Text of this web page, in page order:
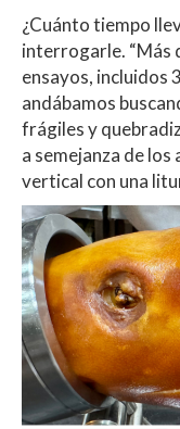
¿Cuánto tiempo
interrogarle. “Más
ensayos, incluidos
andábamos
frágiles y
a semejanza de
vertical con una